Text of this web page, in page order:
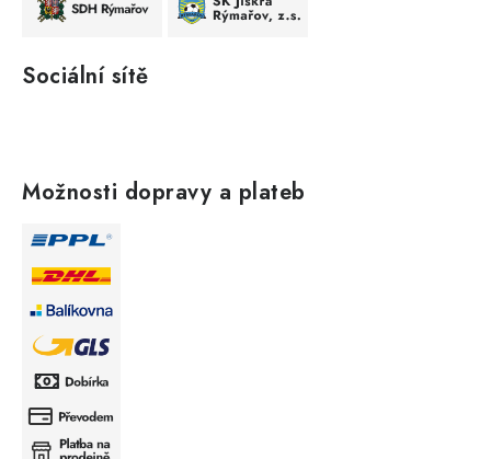
Sociální sítě
Možnosti dopravy a plateb